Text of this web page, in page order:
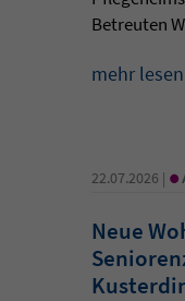
Betreuten
mehr lesen
22.07.2026 | •
Neue